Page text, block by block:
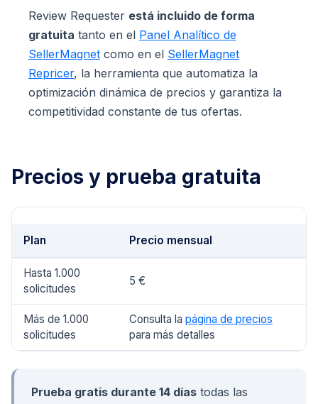
Review Requester está incluido de forma
gratuita tanto en el Panel Analítico de
SellerMagnet como en el SellerMagnet
Repricer, la herramienta que automatiza la
optimización dinámica de precios y garantiza la
competitividad constante de tus ofertas.
Precios y prueba gratuita
Plan Precio mensual
Hasta 1.000
solicitudes
5 €
Más de 1.000
solicitudes
Consulta la página de precios
para más detalles
Prueba gratis durante 14 días todas las